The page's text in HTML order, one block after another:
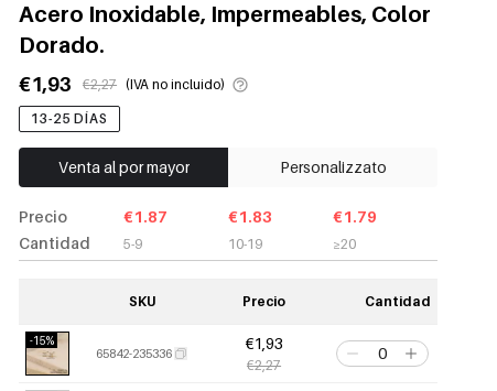
Acero Inoxidable, Impermeables, Color
Dorado.
€1,93 €2,27 (IVA no incluido)
13-25 DÍAS
Venta al por mayor Personalizzato
Precio
Cantidad
€1.87
5-9
€1.83
10-19
€1.79
≥20
SKU Precio Cantidad
-15%
65842-235336
€1,93
€2,27